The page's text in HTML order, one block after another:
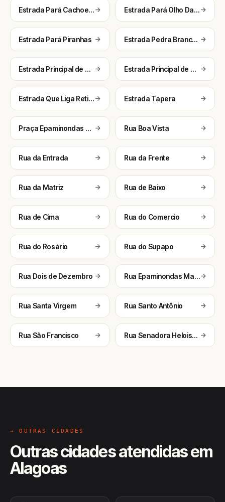
Estrada Pará Cachoeira de Poção das Pedras 1 Estrada Pará Olho Dagua Novo
Estrada Pará Piranhas Estrada Pedra Branca Pará Maria Preta
Estrada Principal de Poco do Marco Estrada Principal de Serrote das Aroeiras
Estrada Que Liga Retinga a Mibaza Estrada Tapera
Praça Epaminondas Machado Rua Boa Vista
Rua da Entrada Rua da Frente
Rua da Matriz Rua de Baixo
Rua de Cima Rua do Comercio
Rua do Rosário Rua do Supapo
Rua Dois de Dezembro Rua Epaminondas Machado
Rua Santa Virgem Rua Santo Antônio
Rua São Francisco Rua Senadora Heloisa Helena
→ OUTRAS CIDADES
Outras cidades atendidas em
Alagoas